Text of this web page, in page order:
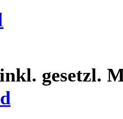
inkl. gesetzl.